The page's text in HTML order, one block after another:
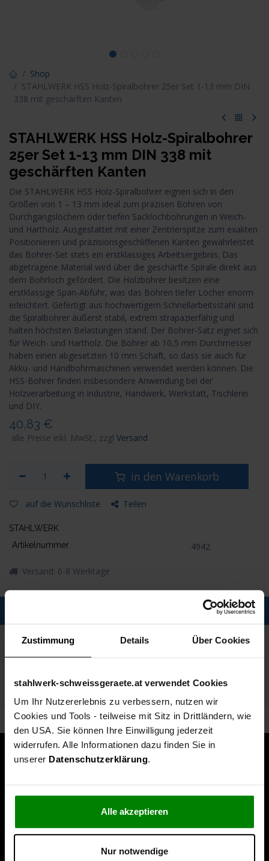
Zustimmung Details Über Cookies
stahlwerk-schweissgeraete.at verwendet Cookies
Um Ihr Nutzererlebnis zu verbessern, nutzen wir
Cookies und Tools - teilweise mit Sitz in Drittländern, wie
den USA. Sie können Ihre Einwilligung jederzeit
widerrufen. Alle Informationen dazu finden Sie in
unserer Datenschutzerklärung.
Alle akzeptieren
Nur notwendige
Shop
STAHLWERK HSS Holz-Spiralbohrer 25er Set 1-13 mm DIN
338 mit geschärften Kanten
STAHLWERK HSS Holz-Spiralbohrer
25er Set 1-13 mm DIN 338 mit
geschärften Kanten
Die STAHLWERK HSS Holz-Spiralbohrer eignen sich in den
Größen von 1 – 13 mm ideal zum präzisen Bohren von
Durchgangslöchern oder tiefen Sacklochbohrungen in Weich-
und Hartholz. Ausgestattet mit einer Zentrierspitze zum exakten
Positionieren und präzisionsgeschliffenen Kanten gewährleistet
das Bohrer-Set stets ein erstklassiges Arbeitsergebnis. Das
abgetragene Material wird über die geschärfte Spirale direkt aus
dem Bohrloch gefördert. Die Holzbohrer besitzen eine
erstklassige Span-Abfuhr, was das Bohren tiefer Löcher enorm
erleichtert. Gefertigt aus hochwertigem Schnellarbeitsstahl sind
die Spiralbohrer äußerst stabil, extrem strapazierfähig und
halten höchsten Belastungen stand. Der Bohrer-Satz eignet sich
für Weich- und Hartholz. Die Bohrer ab 10,5 mm Durchmesser
haben einen abgesetzten 10 mm Schaft, so dass sie auch für
Akku- und Handbohrmaschinen verwendet werden können. Die
HSS-Bohrer finden insbesondere Anwendung bei der
Holzverarbeitung in Industrie, Handwerk, Werkstatt, Tischlerei
und DIY.
40,83 €
alle Preise inkl. MwSt., zzgl Versand
in den Warenkorb
auf die Wunschliste Teilen
STAHLWERK
Artikelnummer
4942
Versand: 6-8 Werktage
Spezifikationen